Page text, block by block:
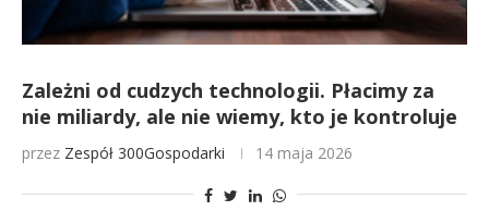
Zależni od cudzych technologii. Płacimy za
nie miliardy, ale nie wiemy, kto je kontroluje
przez Zespół 300Gospodarki 14 maja 2026